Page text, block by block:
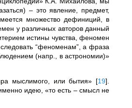
– это явление, предмет,
множество дефиниций, в
у различных авторов данный
истины чувства, феномен
“феноменам”, а фраза
(напр., в астрономии)»
мыслимого, или бытия» [19]
идею, «то есть – смысл не